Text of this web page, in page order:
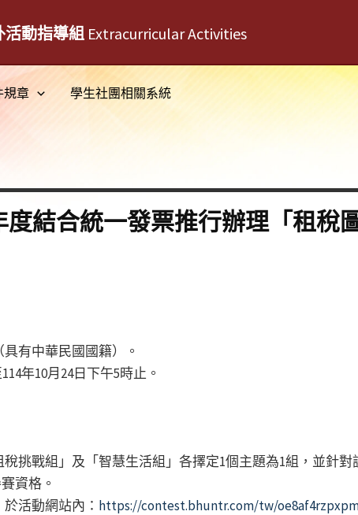
動指導組 Extracurricular Activities
規章 學生社團相關系統
度結合統一發票推行辦理「租稅
有中華民國國籍）。
年10月24日下午5時止。
挑戰組」及「智慧生活組」各擇定1個主題為1組，並針
資格。
活動網站內： https://contest.bhuntr.com/tw/